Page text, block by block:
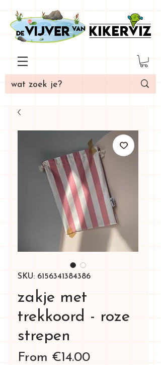
SKU: 6156341384386
zakje met
trekkoord - roze
strepen
From €14.00Sale